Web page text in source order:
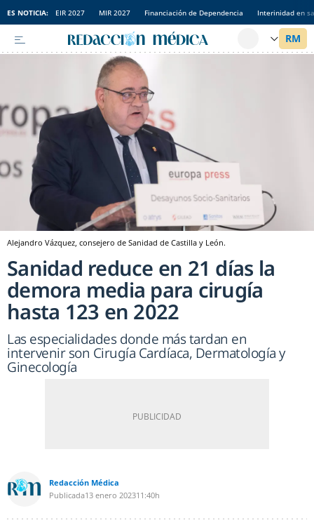
ES NOTICIA: EIR 2027 MIR 2027 Financiación de Dependencia Interinidad en
Alejandro Vázquez, consejero de Sanidad de Castilla y León.
Sanidad reduce en 21 días la
demora media para cirugía
hasta 123 en 2022
Las especialidades donde más tardan en
intervenir son Cirugía Cardíaca, Dermatología y
Ginecología
Redacción Médica
Publicada13 enero 202311:40h